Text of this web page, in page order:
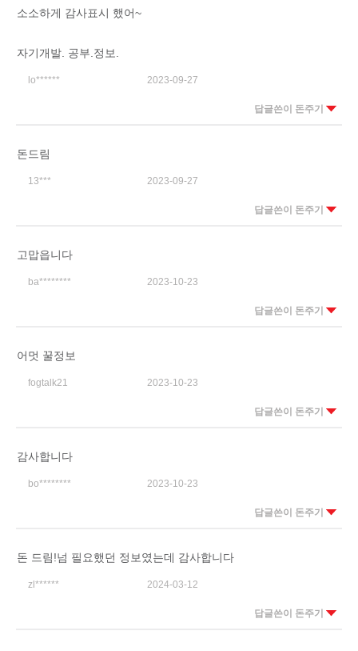
소소하게 감사표시 했어~
자기개발. 공부.정보.
lo****** 2023-09-27
답글쓴이 돈주기
돈드림
13*** 2023-09-27
답글쓴이 돈주기
고맙읍니다
ba******** 2023-10-23
답글쓴이 돈주기
어멋 꿀정보
fogtalk21 2023-10-23
답글쓴이 돈주기
감사합니다
bo******** 2023-10-23
답글쓴이 돈주기
돈 드림!넘 필요했던 정보였는데 감사합니다
zl****** 2024-03-12
답글쓴이 돈주기